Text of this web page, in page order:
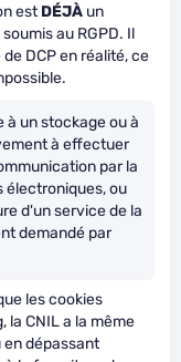
estDÉJÀ un
au RGPD. Il
DCP en réalité, ce
à un stockage ou à
à effectuer
par la
électroniques, ou
d'un service de la
demandé par
les cookies
la CNIL a la même
en dépassant